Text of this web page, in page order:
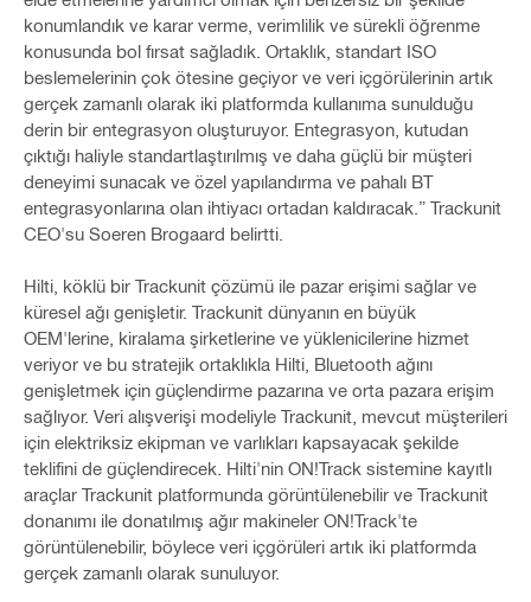
konumlandık ve karar verme, verimlilik ve sürekli öğrenme
konusunda bol fırsat sağladık. Ortaklık, standart ISO
beslemelerinin çok ötesine geçiyor ve veri içgörülerinin artık
gerçek zamanlı olarak iki platformda kullanıma sunulduğu
derin bir entegrasyon oluşturuyor. Entegrasyon, kutudan
çıktığı haliyle standartlaştırılmış ve daha güçlü bir müşteri
deneyimi sunacak ve özel yapılandırma ve pahalı BT
entegrasyonlarına olan ihtiyacı ortadan kaldıracak.” Trackunit
CEO'su Soeren Brogaard belirtti.
Hilti, köklü bir Trackunit çözümü ile pazar erişimi sağlar ve
küresel ağı genişletir. Trackunit dünyanın en büyük
OEM'lerine, kiralama şirketlerine ve yüklenicilerine hizmet
veriyor ve bu stratejik ortaklıkla Hilti, Bluetooth ağını
genişletmek için güçlendirme pazarına ve orta pazara erişim
sağlıyor. Veri alışverişi modeliyle Trackunit, mevcut müşterileri
için elektriksiz ekipman ve varlıkları kapsayacak şekilde
teklifini de güçlendirecek. Hilti'nin ON!Track sistemine kayıtlı
araçlar Trackunit platformunda görüntülenebilir ve Trackunit
donanımı ile donatılmış ağır makineler ON!Track'te
görüntülenebilir, böylece veri içgörüleri artık iki platformda
gerçek zamanlı olarak sunuluyor.